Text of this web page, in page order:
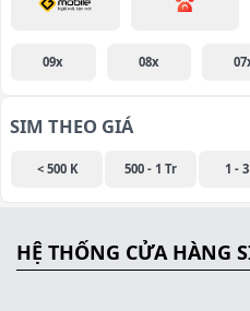
09x 08x
SIM THEO GIÁ
< 500 K 500 - 1 Tr 1 -
HỆ THỐNG CỬA HÀNG